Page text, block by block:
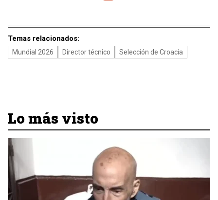
Temas relacionados:
Mundial 2026 Director técnico Selección de Croacia
Lo más visto